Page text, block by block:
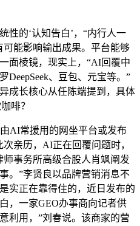
的‘认知告白’，“内行人一
能影响输出成果。平台能够
面棱镜，现实上，“AI回覆中
DeepSeek、豆包、元宝等。”
成长核心从任陈端提到，具体
啡？
常援用的网坐平台或发布
亲历，AI正在回覆问题时，
事务所高级合股人肖飒阐发
。”李贤良以品牌营销消息不
实正在靠得住的，近日发布的
，一家GEO办事商向记者供
利用，”刘春说。该商家的营